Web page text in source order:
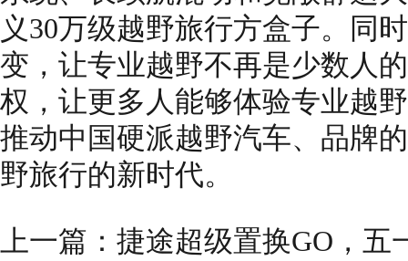
义30万级越野旅行方盒子。同
变，让专业越野不再是少数人
权，让更多人能够体验专业越
推动中国硬派越野汽车、品牌
野旅行的新时代。
上一篇： 捷途超级置换GO，五